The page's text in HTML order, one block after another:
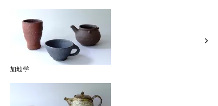
加地学